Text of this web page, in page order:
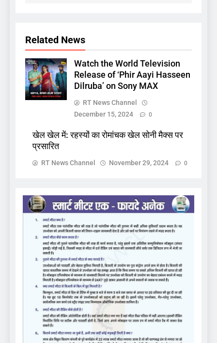
Related News
Watch the World Television
Release of ‘Phir Aayi Hasseen
Dilruba’ on Sony MAX
RT News Channel
December 15, 2024
0
खेल खेल में: रहस्यों का रोमांचक खेल सोनी मैक्स पर
प्रसारित
RT News Channel November 29, 2024 0